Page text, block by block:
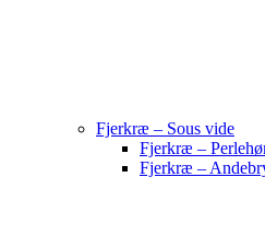
Fjerkræ – Sous vide
Fjerkræ –
Fjerkræ –